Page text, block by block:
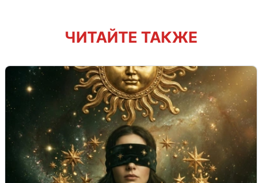
ЧИТАЙТЕ ТАКЖЕ